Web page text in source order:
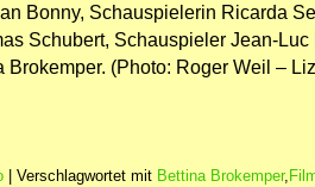
Bonny, Schauspielerin Ricarda
Schubert, Schauspieler Jean-Luc
Brokemper. (Photo: Roger Weil –
Verschlagwortet mit Bettina Brokemper,